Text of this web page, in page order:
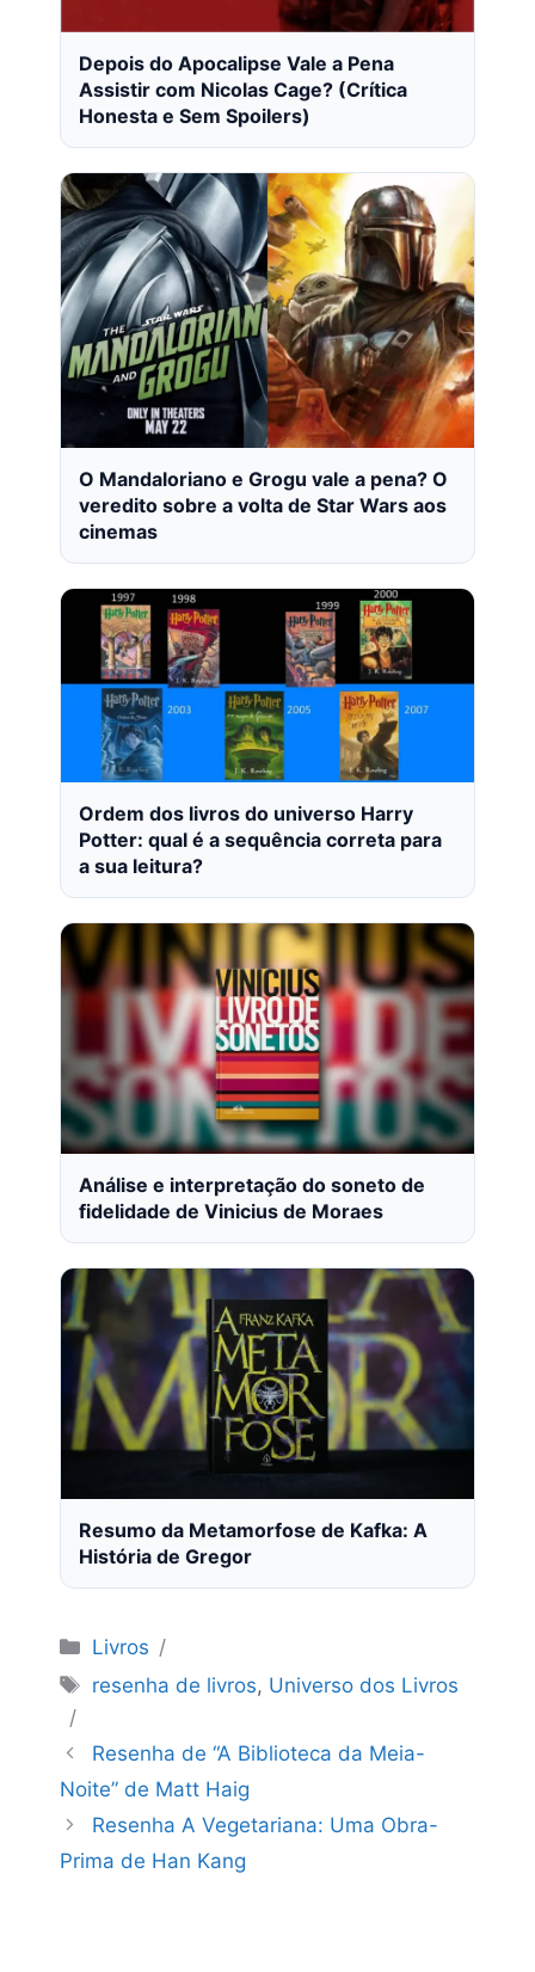
Depois do Apocalipse Vale a Pena
Assistir com Nicolas Cage? (Crítica
Honesta e Sem Spoilers)
O Mandaloriano e Grogu vale a pena? O
veredito sobre a volta de Star Wars aos
cinemas
Ordem dos livros do universo Harry
Potter: qual é a sequência correta para
a sua leitura?
Análise e interpretação do soneto de
fidelidade de Vinicius de Moraes
Resumo da Metamorfose de Kafka: A
História de Gregor
Categorias
Livros
Tags
resenha de livros, Universo dos Livros
Resenha de “A Biblioteca da Meia-
Noite” de Matt Haig
Resenha A Vegetariana: Uma Obra-
Prima de Han Kang